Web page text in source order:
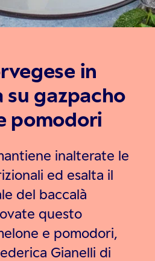
in
gazpacho
pomodori
inalterate le
ed esalta il
del baccalà
questo
e pomodori,
Gianelli di